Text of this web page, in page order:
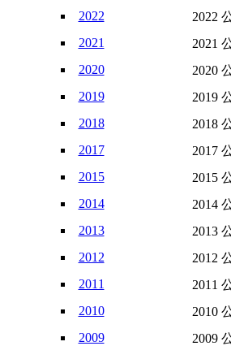
2022
2022
2021
2021
2020
2020
2019
2019
2018
2018
2017
2017
2015
2015
2014
2014
2013
2013
2012
2012
2011
2011
2010
2010
2009
2009